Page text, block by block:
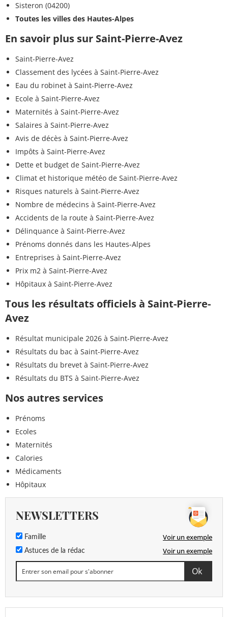
Sisteron (04200)
Toutes les villes des Hautes-Alpes
En savoir plus sur Saint-Pierre-Avez
Saint-Pierre-Avez
Classement des lycées à Saint-Pierre-Avez
Eau du robinet à Saint-Pierre-Avez
Ecole à Saint-Pierre-Avez
Maternités à Saint-Pierre-Avez
Salaires à Saint-Pierre-Avez
Avis de décès à Saint-Pierre-Avez
Impôts à Saint-Pierre-Avez
Dette et budget de Saint-Pierre-Avez
Climat et historique météo de Saint-Pierre-Avez
Risques naturels à Saint-Pierre-Avez
Nombre de médecins à Saint-Pierre-Avez
Accidents de la route à Saint-Pierre-Avez
Délinquance à Saint-Pierre-Avez
Prénoms donnés dans les Hautes-Alpes
Entreprises à Saint-Pierre-Avez
Prix m2 à Saint-Pierre-Avez
Hôpitaux à Saint-Pierre-Avez
Tous les résultats officiels à Saint-Pierre-
Avez
Résultat municipale 2026 à Saint-Pierre-Avez
Résultats du bac à Saint-Pierre-Avez
Résultats du brevet à Saint-Pierre-Avez
Résultats du BTS à Saint-Pierre-Avez
Nos autres services
Prénoms
Ecoles
Maternités
Calories
Médicaments
Hôpitaux
NEWSLETTERS
Famille Voir un exemple
Astuces de la rédac Voir un exemple